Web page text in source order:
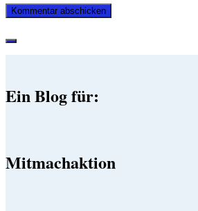
Ein Blog für:
Mitmachaktion